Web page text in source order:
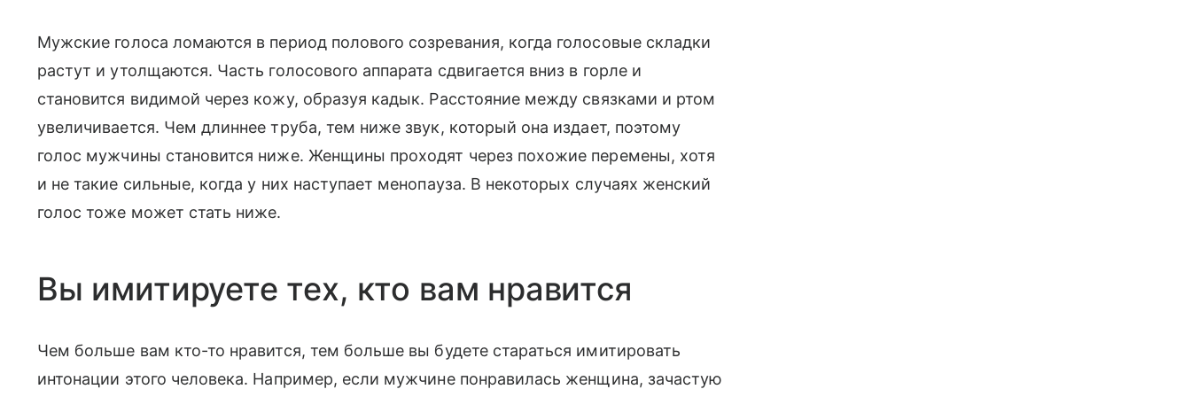
Мужские голоса ломаются в период полового созревания, когда голосовые складки
растут и утолщаются. Часть голосового аппарата сдвигается вниз в горле и
становится видимой через кожу, образуя кадык. Расстояние между связками и ртом
увеличивается. Чем длиннее труба, тем ниже звук, который она издает, поэтому
голос мужчины становится ниже. Женщины проходят через похожие перемены, хотя
и не такие сильные, когда у них наступает менопауза. В некоторых случаях женский
голос тоже может стать ниже.
Вы имитируете тех, кто вам нравится
Чем больше вам кто-то нравится, тем больше вы будете стараться имитировать
интонации этого человека. Например, если мужчине понравилась женщина, зачастую